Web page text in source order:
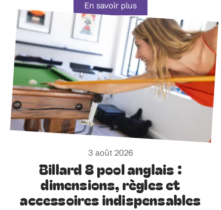
En savoir plus
3 août 2026
Billard 8 pool anglais :
dimensions, règles et
accessoires indispensables